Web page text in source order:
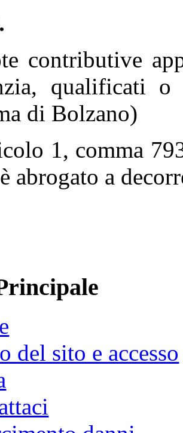
contributive
qualificati o
di Bolzano)
1, comma
abrogato a
del sito e accesso